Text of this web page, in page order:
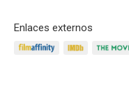
Enlaces externos